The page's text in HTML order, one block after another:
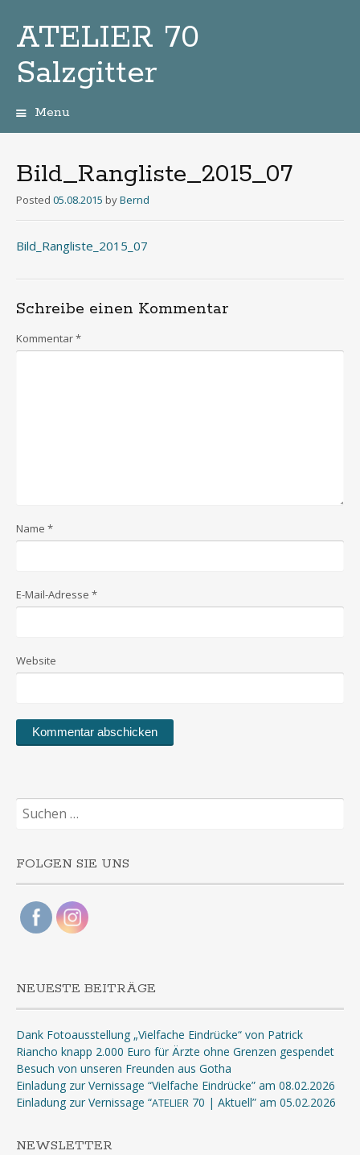
ATELIER 70
Salzgitter
Menu
Bild_Rangliste_2015_07
Posted 05.08.2015 byBernd
Bild_Rangliste_2015_07
Schreibe einen Kommentar
Kommentar*
Name *
E-Mail-Adresse *
Website
Suchen
nach:
FOLGEN SIE UNS
NEUESTE BEITRÄGE
Dank Fotoausstellung „Vielfache Eindrücke“ von Patrick
Riancho knapp 2.000 Euro für Ärzte ohne Grenzen gespendet
Besuch von unseren Freunden aus Gotha
Einladung zur Vernissage “Vielfache Eindrücke” am 08.02.2026
Einladung zur Vernissage “ATELIER 70 | Aktuell” am 05.02.2026
NEWSLETTER